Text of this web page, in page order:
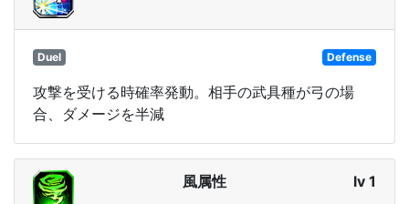
Duel Defense
攻撃を受ける時確率発動。相手の武具種が弓の場
合、ダメージを半減
風属性 lv 1